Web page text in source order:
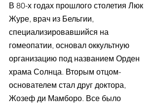
В 80-х годах прошлого столетия Люк
Журе, врач из Бельгии,
специализировавшийся на
гомеопатии, основал оккультную
организацию под названием Орден
храма Солнца. Вторым отцом-
основателем стал друг доктора,
Жозеф ди Мамборо. Все было